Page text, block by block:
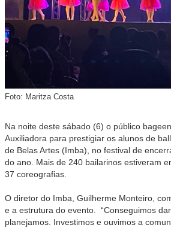
Foto: Maritza Costa
Na noite deste sábado (6) o público
Auxiliadora para prestigiar os alunos de
de Belas Artes (Imba), no festival de
do ano. Mais de 240 bailarinos estiveram
37 coreografias.
O diretor do Imba, Guilherme Monteiro,
e a estrutura do evento. “Conseguimos
planejamos. Investimos e ouvimos a